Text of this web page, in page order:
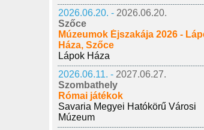
2026.06.20. - 2026.06.20.
Szőce
Múzeumok Éjszakája 2026 -
Háza, Szőce
Lápok Háza
2026.06.11. - 2027.06.27.
Szombathely
Római játékok
Savaria Megyei Hatókörű Városi
Múzeum